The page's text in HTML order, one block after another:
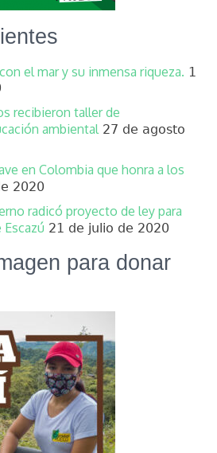
el mar y su inmensa riqueza. 1
recibieron taller de
ambiental 27 de agosto
en Colombia que honra a los
2020
radicó proyecto de ley para
21 de julio de 2020
para donar